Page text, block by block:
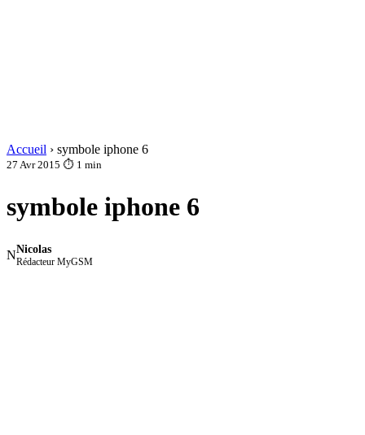
Accueil › symbole iphone 6
27 Avr 2015 ⏱ 1 min
symbole iphone 6
NNicolas
Rédacteur MyGSM